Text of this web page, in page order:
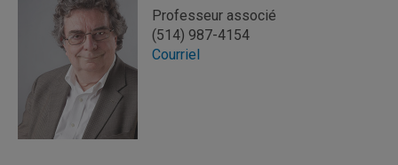
Professeur associé
(514) 987-4154
Courriel